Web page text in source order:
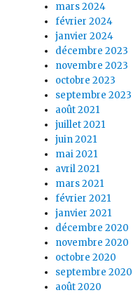
mars 2024
février 2024
janvier 2024
décembre 2023
novembre 2023
octobre 2023
septembre 2023
août 2021
juillet 2021
juin 2021
mai 2021
avril 2021
mars 2021
février 2021
janvier 2021
décembre 2020
novembre 2020
octobre 2020
septembre 2020
août 2020